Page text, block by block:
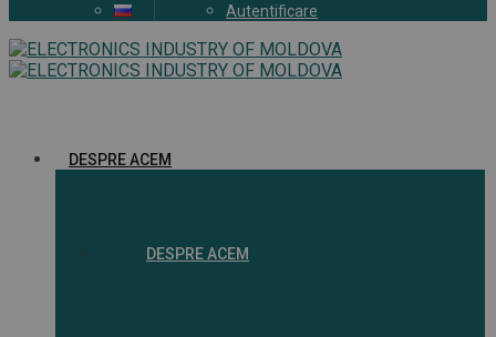
Autentificare
DESPRE ACEM
DESPRE ACEM